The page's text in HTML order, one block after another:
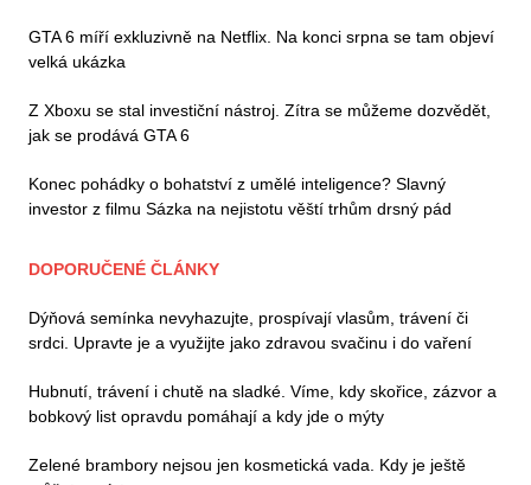
GTA 6 míří exkluzivně na Netflix. Na konci srpna se tam objeví
velká ukázka
Z Xboxu se stal investiční nástroj. Zítra se můžeme dozvědět,
jak se prodává GTA 6
Konec pohádky o bohatství z umělé inteligence? Slavný
investor z filmu Sázka na nejistotu věští trhům drsný pád
DOPORUČENÉ ČLÁNKY
Dýňová semínka nevyhazujte, prospívají vlasům, trávení či
srdci. Upravte je a využijte jako zdravou svačinu i do vaření
Hubnutí, trávení i chutě na sladké. Víme, kdy skořice, zázvor a
bobkový list opravdu pomáhají a kdy jde o mýty
Zelené brambory nejsou jen kosmetická vada. Kdy je ještě